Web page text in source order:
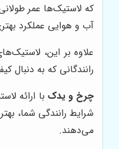
که لاستیک‌ها عمر
آب و هوایی عملکرد
علاوه بر این،
رانندگانی که به
چرخ و یدک با ارائه
شرایط رانندگی شما،
می‌دهند.